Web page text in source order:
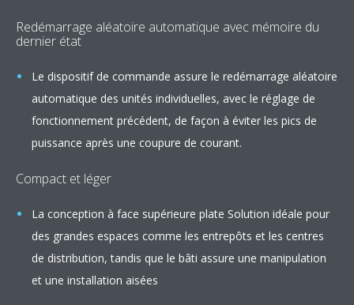
Redémarrage aléatoire automatique avec mémoire du
dernier état
Le dispositif de commande assure le redémarrage aléatoire
automatique des unités individuelles, avec le réglage de
fonctionnement précédent, de façon à éviter les pics de
puissance après une coupure de courant.
Compact et léger
La conception à face supérieure plate Solution idéale pour
des grandes espaces comme les entrepôts et les centres
de distribution, tandis que le bâti assure une manipulation
et une installation aisées